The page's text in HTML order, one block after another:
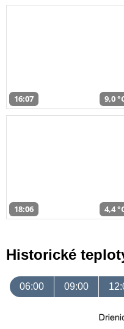
16:07 9,0
18:06 4,4
Historické
06:00 09:00